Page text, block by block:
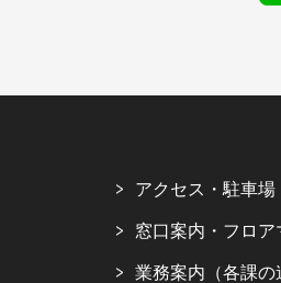
アクセス・駐車場
窓口案内・フロア
業務案内（各課の